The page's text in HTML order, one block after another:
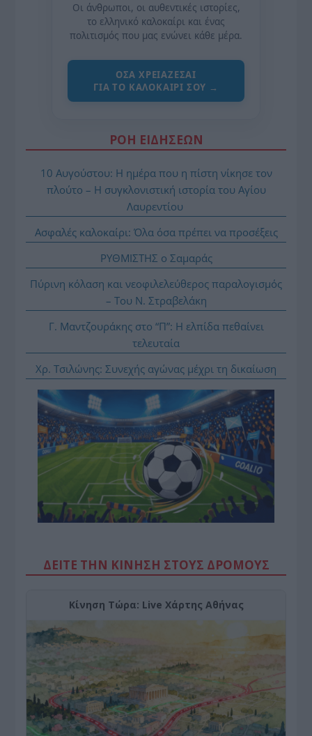
Οι άνθρωποι, οι αυθεντικές ιστορίες,
το ελληνικό καλοκαίρι και ένας
πολιτισμός που μας ενώνει κάθε μέρα.
ΌΣΑ ΧΡΕΙΆΖΕΣΑΙ
ΓΙΑ ΤΟ ΚΑΛΟΚΑΊΡΙ ΣΟΥ →
ΡΟΗ ΕΙΔΗΣΕΩΝ
10 Αυγούστου: Η ημέρα που η πίστη νίκησε τον
πλούτο – Η συγκλονιστική ιστορία του Αγίου
Λαυρεντίου
Ασφαλές καλοκαίρι: Όλα όσα πρέπει να προσέξεις
ΡΥΘΜΙΣΤΗΣ ο Σαμαράς
Πύρινη κόλαση και νεοφιλελεύθερος παραλογισμός
– Του Ν. Στραβελάκη
Γ. Μαντζουράκης στο “Π”: Η ελπίδα πεθαίνει
τελευταία
Χρ. Τσιλώνης: Συνεχής αγώνας μέχρι τη δικαίωση
ΔΕΙΤΕ ΤΗΝ ΚΙΝΗΣΗ ΣΤΟΥΣ ΔΡΌΜΟΥΣ
Κίνηση Τώρα: Live Χάρτης Αθήνας